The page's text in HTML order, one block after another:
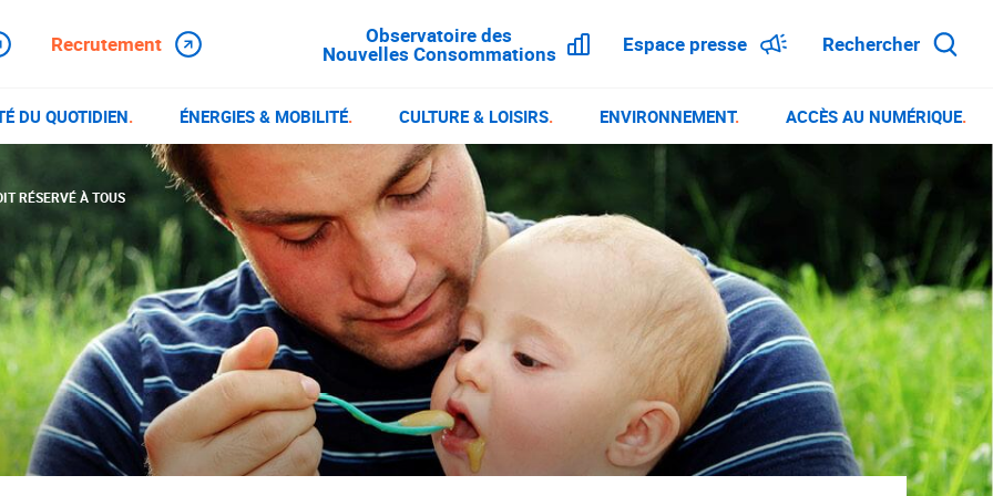
Recrutement Observatoire des
Nouvelles Consommations Espace presse Rechercher
DU QUOTIDIEN. ÉNERGIES & MOBILITÉ. CULTURE & LOISIRS. ENVIRONNEMENT. ACCÈS AU NUMÉRIQUE.
RÉSERVÉ À TOUS